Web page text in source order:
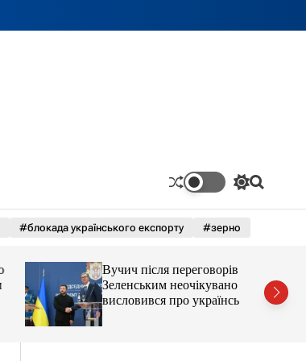
П
е
к
а
ч
П
#блокада українського експорту #зерно
Вучич після переговорів із
Зеленським неочікувано
висловився про українські
території